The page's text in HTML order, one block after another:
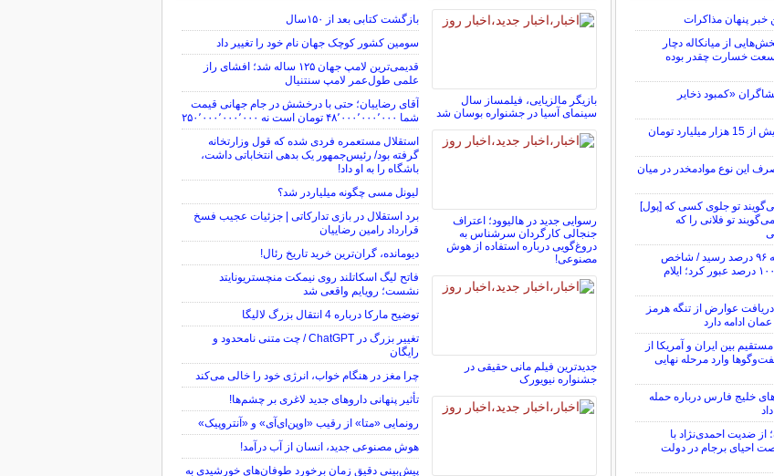
خبر پنهان مذاکرات
از میانکاله دچار
خسارت چقدر بوده
«کمبود ذخایر
در سال 1404 روزانه بیش از 15 هزار میلیارد تومان
این نوع موادمخدر در میان
تو جلوی کسی که [پول]
تو فلانی را که
شاخص فلاکت کشور به ۹۶ درصد رسید / شاخص
فلاکت در ۱۹ استان از ۱۰۰ درصد عبور کرد؛ ایلام
دریافت عوارض از تنگه هرمز
ادامه دارد
بین ایران و آمریکا از
وارد مرحله نهایی
خلیج فارس درباره حمله
از ضدیت احمدی‌نژاد با
احیای برجام در دولت
بازیگر مالزیایی، فیلمساز سال
سینمای آسیا در جشنواره بوسان شد
رسوایی جدید در هالیوود؛ اعتراف
جنجالی کارگردان سرشناس به
دروغ‌گویی درباره استفاده از هوش
مصنوعی!
جدیدترین فیلم مانی حقیقی در
جشنواره نیویورک
بازگشت کتابی بعد از ۱۵۰سال
سومین کشور کوچک جهان نام خود را تغییر داد
قدیمی‌ترین لامپ جهان ۱۲۵ ساله شد؛ افشای راز
علمی طول‌عمر لامپ سنتنیال
آقای رضاییان؛ حتی با درخشش در جام جهانی قیمت
شما ۴۸٬۰۰۰٬۰۰۰٬۰۰۰ تومان است نه ۲۵۰٬۰۰۰٬۰۰۰٬۰۰۰
استقلال مستعمره فردی شده که قول وزارتخانه
گرفته بود/ رئیس‌جمهور یک بدهی انتخاباتی داشت،
باشگاه را به او داد!
لیونل مسی چگونه میلیاردر شد؟
برد استقلال در بازی تدارکاتی | جزئیات عجیب فسخ
قرارداد رامین رضاییان
دیومانده، گران‌ترین خرید تاریخ رئال!
فاتح لیگ اسکاتلند روی نیمکت منچستریونایتد
نشست؛ رویایم واقعی شد
توضیح مارکا درباره 4 انتقال بزرگ لالیگا
تغییر بزرگ در ChatGPT / چت متنی نامحدود و
رایگان
چرا مغز در هنگام خواب، انرژی خود را خالی می‌کند
تأثیر پنهانی داروهای جدید لاغری بر چشم‌ها!
رونمایی «متا» از رقیب «اوپن‌ای‌آی» و «آنتروپیک»
هوش مصنوعی جدید، انسان از آب درآمد!
پیش‌بینی دقیق زمان برخورد طوفان‌های خورشیدی به